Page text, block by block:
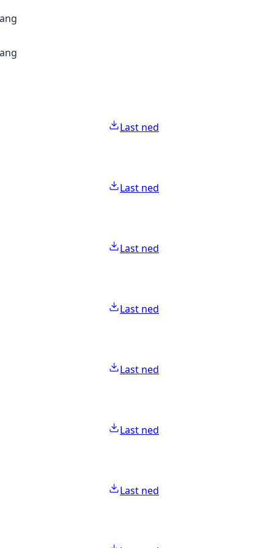
Last ned
Last ned
Last ned
Last ned
Last ned
Last ned
Last ned